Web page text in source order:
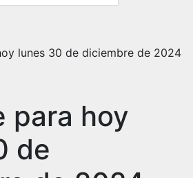
lunes 30 de diciembre de 2024
para hoy
de